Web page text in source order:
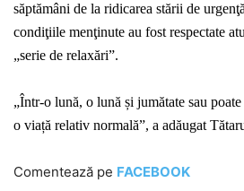
săptămâni de la ridicarea stării de
condiţiile menţinute au fost respectate
„serie de relaxări”.
„Într-o lună, o lună și jumătate sau
o viață relativ normală”, a adăugat
Comentează pe FACEBOOK